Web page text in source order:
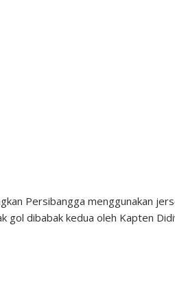
Persibangga menggunakan
gol dibabak kedua oleh Kapten